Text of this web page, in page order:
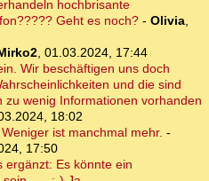
hochbrisante
Geht es noch? - Olivia,
, 01.03.2024, 17:44
Wir beschäftigen uns doch
und die sind
zu wenig Informationen vorhanden
18:02
ist manchmal mehr. -
17:50
ergänzt: Es könnte ein